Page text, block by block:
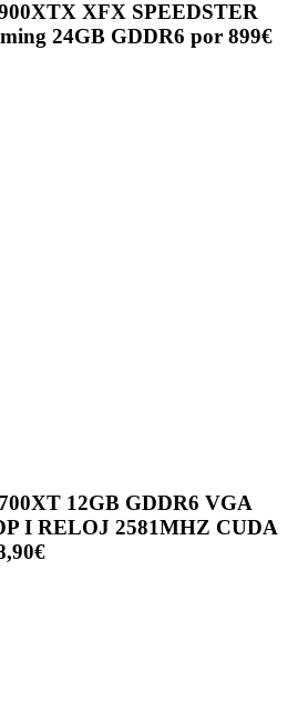
XFX SPEEDSTER
24GB GDDR6 por 899€
12GB GDDR6 VGA
I RELOJ 2581MHZ CUDA